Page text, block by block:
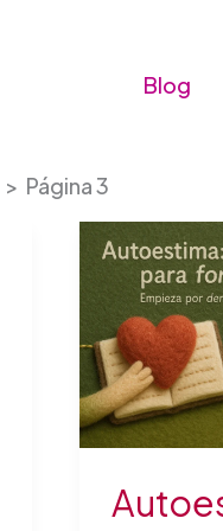
Blog
Página 3
ejercicios
para